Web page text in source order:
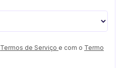
Termos de Serviço e com o Termo